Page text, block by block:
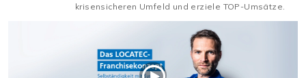
krisensicheren Umfeld und erziele TOP-Umsätze.